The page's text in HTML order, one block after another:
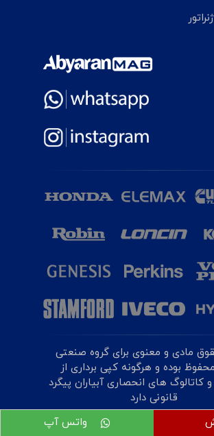
مادی و معنوی برای گروه صنعتی
محفوظ بوده و هرگونه کپی برداری از
های انحصاری آبیاران پیگرد
قانونی دارد
واتس آپ